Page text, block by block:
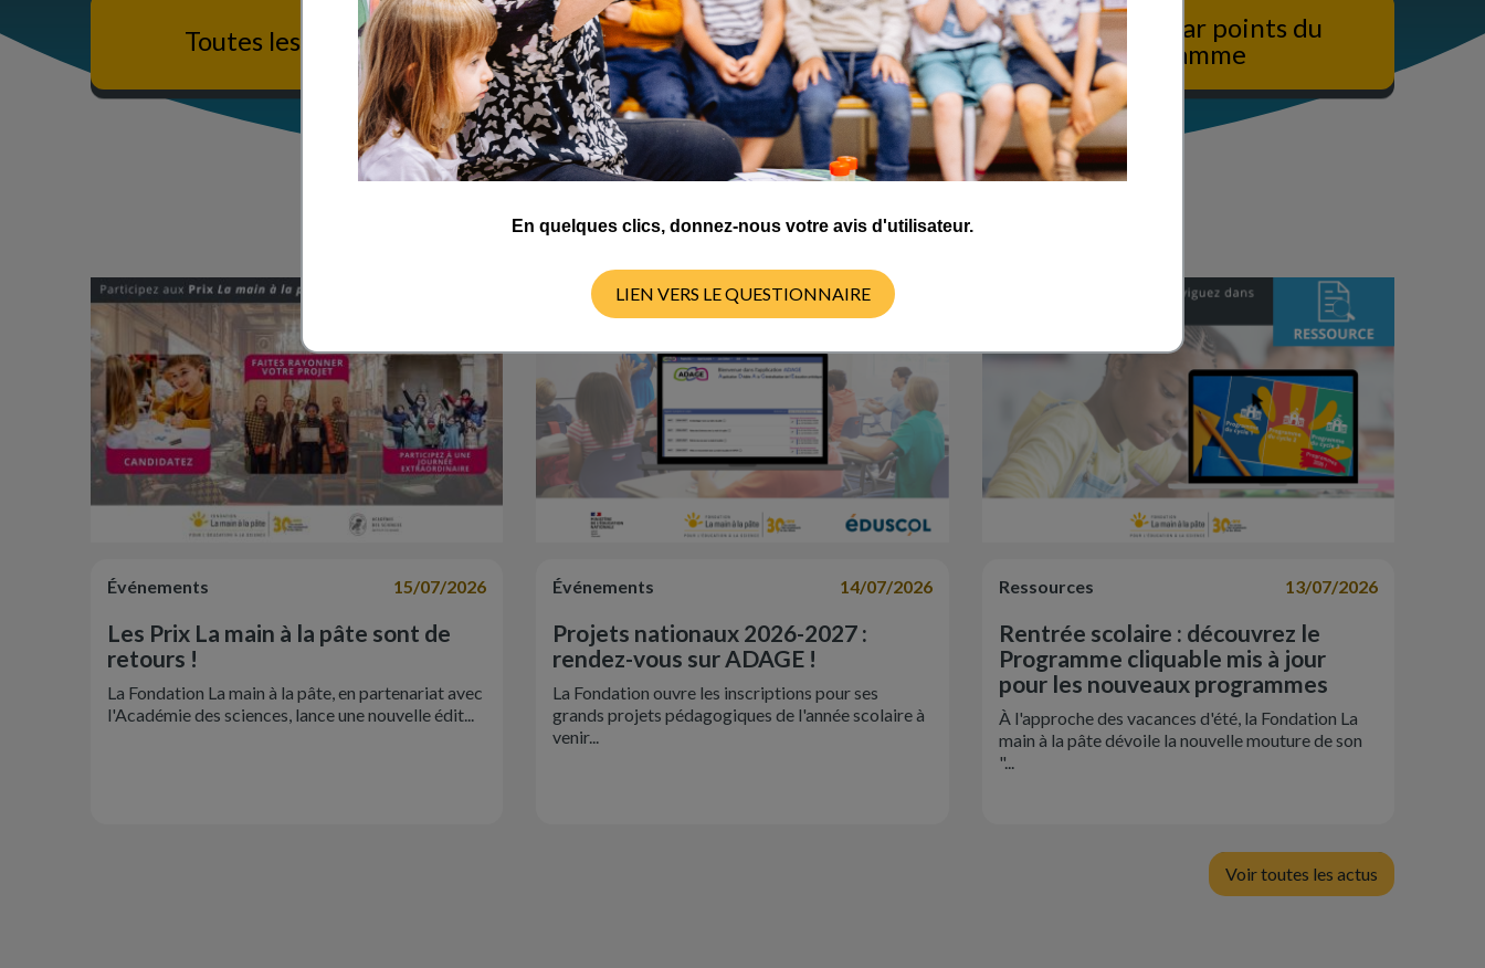
Toutes les ressources Ressources par thèmes
Ressources par points du
programme
Actualités
Événements 15/07/2026
Les Prix La main à la pâte sont de
retours !
La Fondation La main à la pâte, en partenariat avec
l'Académie des sciences, lance une nouvelle édit...
Événements 14/07/2026
Projets nationaux 2026-2027 :
rendez-vous sur ADAGE !
La Fondation ouvre les inscriptions pour ses
grands projets pédagogiques de l'année scolaire à
venir...
Ressources 13/07/2026
Rentrée scolaire : découvrez le
Programme cliquable mis à jour
pour les nouveaux programmes
À l'approche des vacances d'été, la Fondation La
main à la pâte dévoile la nouvelle mouture de son
"...
Voir toutes les actus
En quelques clics, donnez-nous votre avis d'utilisateur.
LIEN VERS LE QUESTIONNAIRE